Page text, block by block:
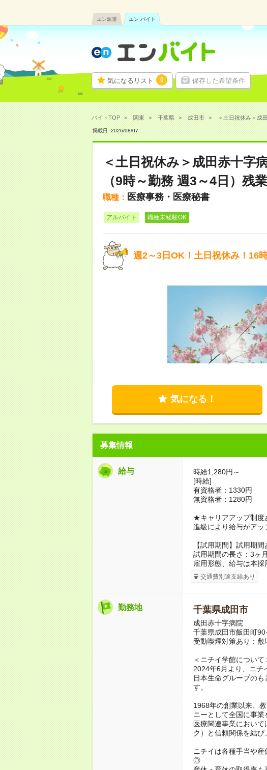
エン派遣 エン バイト
気になるリスト 0 保存した希望条件
バイトTOP 関東 千葉県 成田市 ＜土日祝休み＞成
掲載日 :2026/08/07
＜土日祝休み＞成田赤十字
（9時～勤務 週3～4日）残
職種： 医療事務・医療秘書
アルバイト 職種未経験OK
週2～3日OK！土日祝休み！16
気になる！
募集情報
給与
時給1,280円～
[時給]
有資格者：1330円
無資格者：1280円
★キャリアアップ制度
進級により給与がアッ
【試用期間】試用期間
試用期間の長さ：3ヶ月
雇用形態、給与は本採
交通費別途支給あり
勤務地 千葉県成田市
成田赤十字病院
千葉県成田市飯田町
受動喫煙対策あり：敷
＜ニチイ学館について
2024年6月より、ニチ
日本生命グループの
す。
1968年の創業以来、
ニーとして全国に事業
医療関連事業におい
ク）と信頼関係を結び
ニチイは各種手当や
◎